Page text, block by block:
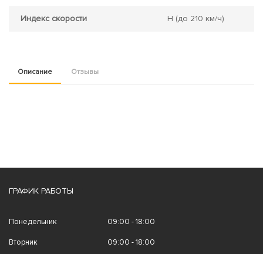
Индекс скорости H (до 210 км/ч)
Описание Отзывы
ГРАФИК РАБОТЫ
Понедельник 09:00 - 18:00
Вторник 09:00 - 18:00